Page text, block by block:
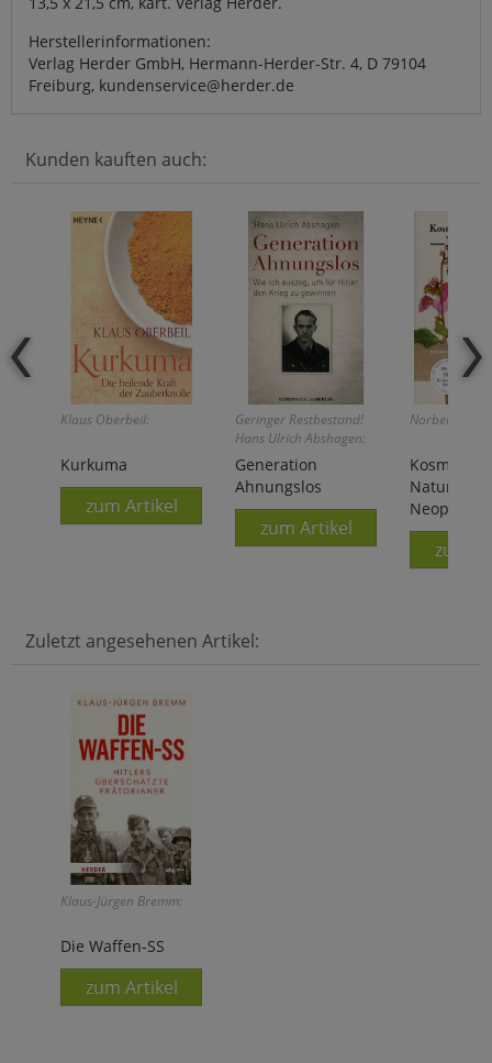
Herstellerinformationen:
Verlag Herder GmbH, Hermann-Herder-Str. 4, D 79104
Freiburg, kundenservice@herder.de
Kunden kauften auch:
Klaus Oberbeil:
Kurkuma
zum Artikel
Geringer Restbestand!
Hans Ulrich Abshagen:
Generation
Ahnungslos
zum Artikel
Norbert
Kosmos
Neophyten
zum
Zuletzt angesehenen Artikel:
Klaus-Jürgen Bremm:
Die Waffen-SS
zum Artikel